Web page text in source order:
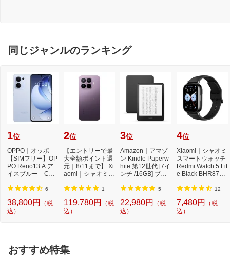
同じジャンルのランキング
1位
OPPO｜オッポ
【SIMフリー】OP
PO Reno13 A ア
イスブルー「CPH
m Snapdr...
6
38,800円
（税
込）
2位
【エントリーで最
大全額ポイント還
元｜8/11まで】 Xi
aomi｜シャオミ
i...
1
119,780円
（税
込）
3位
Amazon｜アマゾ
ン Kindle Paperw
hite 第12世代 [7イ
ンチ /16GB] ブラ
Y ...
5
22,980円
（税
込）
4位
Xiaomi｜シャオミ
スマートウォッチ
Redmi Watch 5 Lit
e Black BHR8789
12
7,480円
（税
込）
おすすめ特集